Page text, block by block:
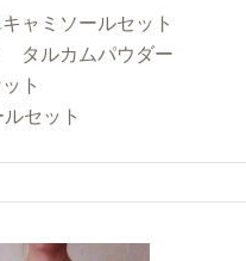
キャミソールセット
タルカムパウダー
ト
セット